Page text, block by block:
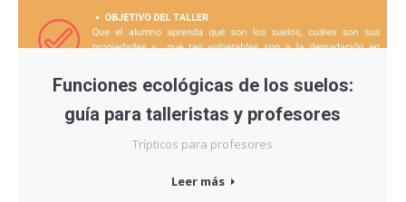
Funciones ecológicas de los suelos:
guía para talleristas y profesores
Trípticos para profesores
Leer más